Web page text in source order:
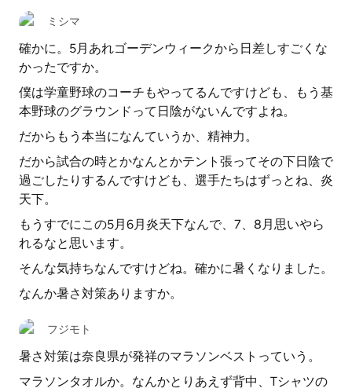
ミシマ
確かに。5月あれゴーデンウィークから日差しすごくな
かったですか。
僕は学童野球のコーチもやってるんですけども、もう基
本野球のグラウンドって日陰がないんですよね。
だからもう本当になんていうか、精神力。
だから試合の時とかなんとかテント張ってその下日陰で
過ごしたりするんですけども、選手たちはずっとね、炎
天下。
もうすでにこの5月6月炎天下なんで、7、8月思いやら
れるなと思います。
そんな気持ちなんですけどね。確かに暑くなりました。
なんか暑さ対策ありますか。
フジモト
暑さ対策は奈良県が発祥のマラソンベストっていう。
マラソンタオルか。なんかとりあえず背中、Tシャツの